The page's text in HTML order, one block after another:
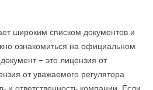
широким списком документов и
ознакомиться на официальном
– это лицензия от
от уважаемого регулятора